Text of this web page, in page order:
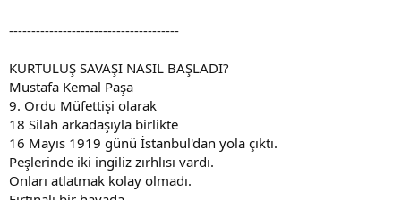
--------------------------------------
KURTULUŞ SAVAŞI NASIL BAŞLADI?
Mustafa Kemal Paşa
9. Ordu Müfettişi olarak
18 Silah arkadaşıyla birlikte
16 Mayıs 1919 günü İstanbul'dan yola çıktı.
Peşlerinde iki ingiliz zırhlısı vardı.
Onları atlatmak kolay olmadı.